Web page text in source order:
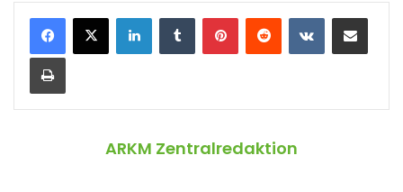
ARKM Zentralredaktion